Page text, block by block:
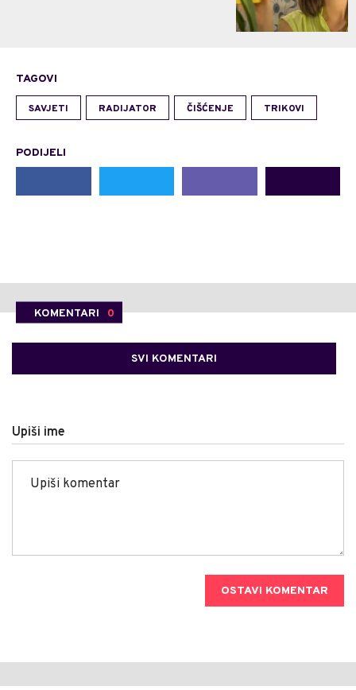
TAGOVI
SAVJETI RADIJATOR ČIŠĆENJE TRIKOVI
PODIJELI
KOMENTARI 0
SVI KOMENTARI
Upiši ime
OSTAVI KOMENTAR